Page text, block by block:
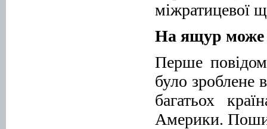
міжратицевої
На ящур може
Перше
було зроблене
багатьох
Америки.